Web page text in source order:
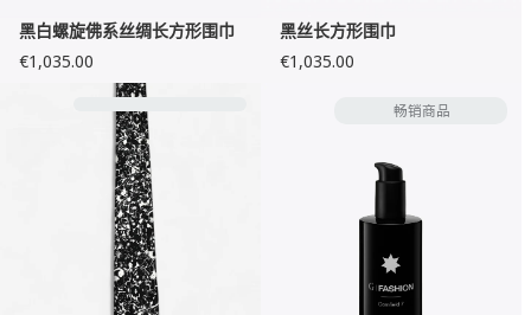
黑白螺旋佛系丝绸长方形围巾
€1,035.00
黑丝长方形围巾
€1,035.00
畅销商品